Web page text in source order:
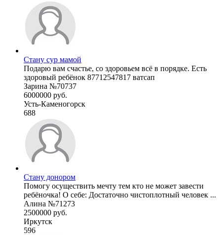
Стану сур мамой
Подарю вам счастье, со здоровьем всё в порядке. Есть
здоровый ребёнок 87712547817 ватсап
Зарина №70737
6000000 руб.
Усть-Каменогорск
688
Стану донором
Помогу осуществить мечту тем кто не может завести
ребёночка! О себе: Достаточно чистоплотный человек ...
Алина №71273
2500000 руб.
Иркутск
596